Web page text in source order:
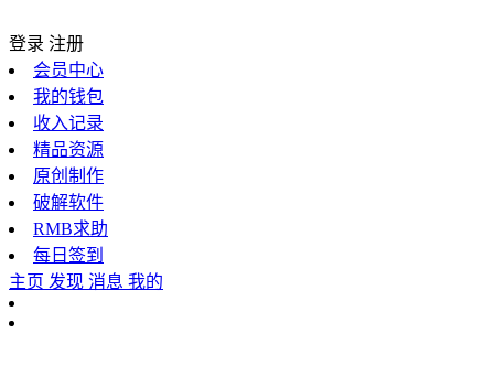
登录 注册
会员中心
我的钱包
收入记录
精品资源
原创制作
破解软件
RMB求助
每日签到
主页 发现 消息 我的